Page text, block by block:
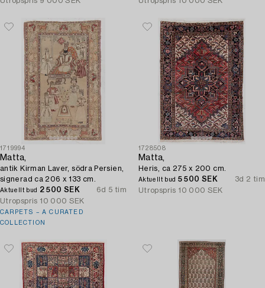
1719994
Matta,
antik Kirman Laver, södra Persien,
signerad ca 206 x 133 cm.
Aktuellt bud 2 500 SEK
6d 5 tim
Utropspris 10 000 SEK
CARPETS – A CURATED
COLLECTION
1728508
Matta,
Heris, ca 275 x 200 cm.
Aktuellt bud 5 500 SEK
3d 2 tim
Utropspris 10 000 SEK